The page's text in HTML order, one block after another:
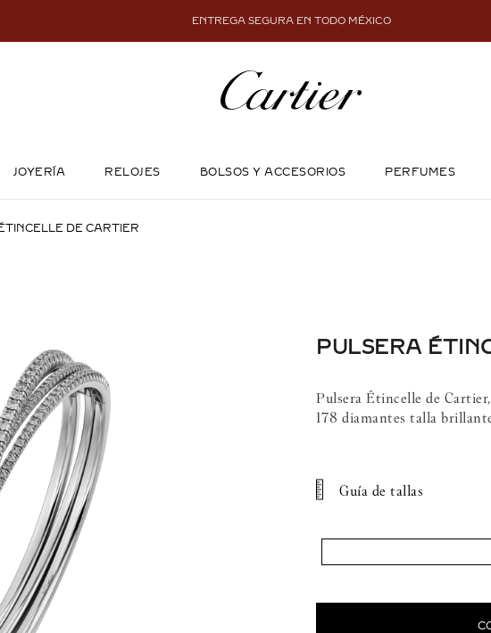
ENTREGA SEGURA EN TODO MÉXICO
JOYERÍA RELOJES BOLSOS Y ACCESORIOS PERFUMES
DE CARTIER
PULSERA
Pulsera Étincelle de
178 diamantes talla
Guía de tallas